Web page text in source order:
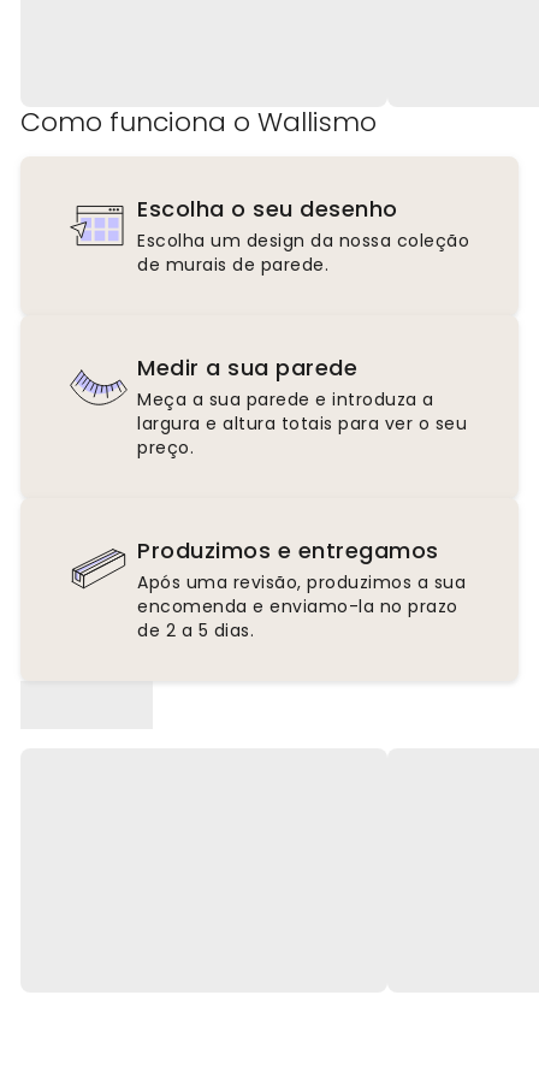
Como funciona o Wallismo
Escolha o seu desenho
Escolha um design da nossa coleção
de murais de parede.
Medir a sua parede
Meça a sua parede e introduza a
largura e altura totais para ver o seu
preço.
Produzimos e entregamos
Após uma revisão, produzimos a sua
encomenda e enviamo-la no prazo
de 2 a 5 dias.